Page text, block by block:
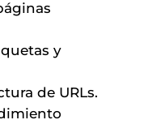
y
de URLs.